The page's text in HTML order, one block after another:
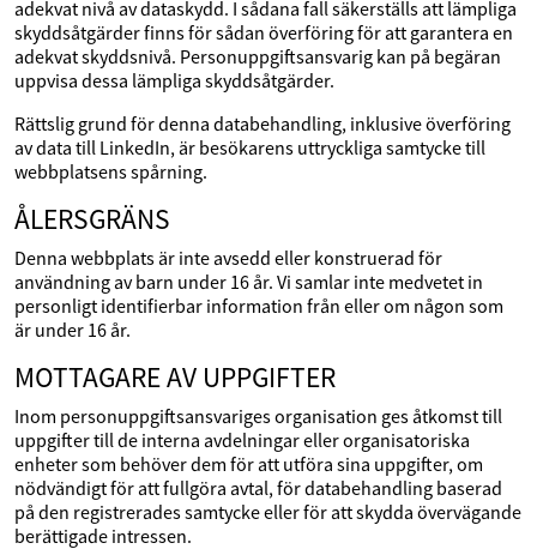
adekvat nivå av dataskydd. I sådana fall säkerställs att lämpliga
skyddsåtgärder finns för sådan överföring för att garantera en
adekvat skyddsnivå. Personuppgiftsansvarig kan på begäran
uppvisa dessa lämpliga skyddsåtgärder.
Rättslig grund för denna databehandling, inklusive överföring
av data till LinkedIn, är besökarens uttryckliga samtycke till
webbplatsens spårning.
ÅLERSGRÄNS
Denna webbplats är inte avsedd eller konstruerad för
användning av barn under 16 år. Vi samlar inte medvetet in
personligt identifierbar information från eller om någon som
är under 16 år.
MOTTAGARE AV UPPGIFTER
Inom personuppgiftsansvariges organisation ges åtkomst till
uppgifter till de interna avdelningar eller organisatoriska
enheter som behöver dem för att utföra sina uppgifter, om
nödvändigt för att fullgöra avtal, för databehandling baserad
på den registrerades samtycke eller för att skydda övervägande
berättigade intressen.